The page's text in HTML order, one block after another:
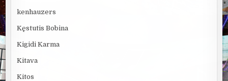
kenhauzers
Kęstutis Bobina
Kigidi Karma
Kitava
Kitos